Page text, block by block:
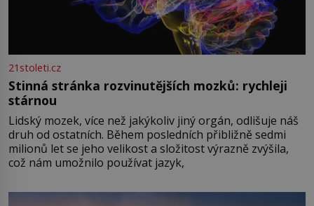
21stoleti.cz
Stinná stránka rozvinutějších mozků: rychleji
stárnou
Lidský mozek, více než jakýkoliv jiný orgán, odlišuje náš
druh od ostatních. Během posledních přibližně sedmi
milionů let se jeho velikost a složitost výrazně zvýšila,
což nám umožnilo používat jazyk,